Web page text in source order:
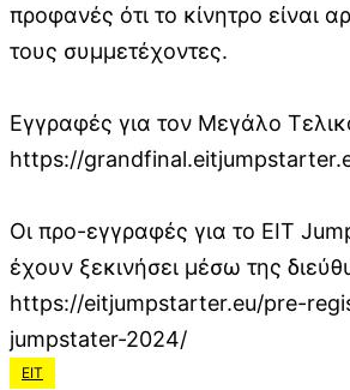
προφανές ότι το κίνητρο είναι
τους συμμετέχοντες.
Εγγραφές για τον Μεγάλο
https://
Οι προ-εγγραφές για το EIT
έχουν ξεκινήσει μέσω της
https://eitjumpstarter.eu/pre-
jumpstater-2024/
EIT